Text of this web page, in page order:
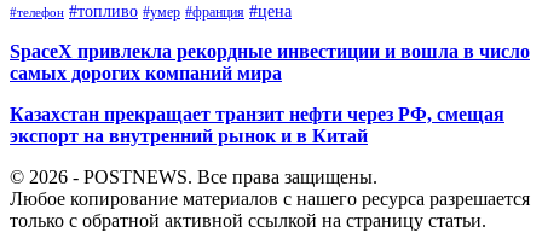
#телефон #топливо #умер #франция #цена
SpaceX привлекла рекордные инвестиции и вошла в число
самых дорогих компаний мира
Казахстан прекращает транзит нефти через РФ, смещая
экспорт на внутренний рынок и в Китай
© 2026 - POSTNEWS. Все права защищены.
Любое копирование материалов с нашего ресурса разрешается
только с обратной активной ссылкой на страницу статьи.